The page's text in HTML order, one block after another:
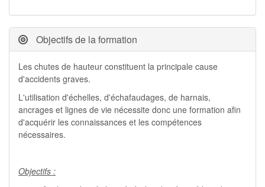
Objectifs de la formation
Les chutes de hauteur constituent la principale cause
d'accidents graves.
L'utilisation d'échelles, d'échafaudages, de harnais,
ancrages et lignes de vie nécessite donc une formation afin
d'acquérir les connaissances et les compétences
nécessaires.
Objectifs :